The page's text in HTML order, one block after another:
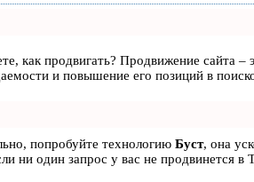
как продвигать? Продвижение сайта
и повышение его позиций в
попробуйте технологию Буст, она
ни один запрос у вас не продвинется в